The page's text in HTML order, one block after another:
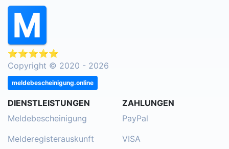
⭐⭐⭐⭐⭐
Copyright © 2020 - 2026
meldebescheinigung.online
DIENSTLEISTUNGEN
Meldebescheinigung
Melderegisterauskunft
ZAHLUNGEN
PayPal
VISA